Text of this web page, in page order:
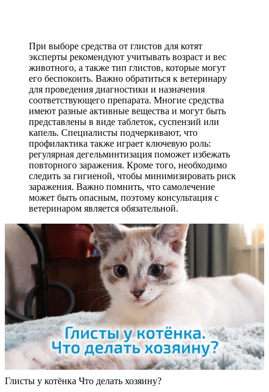
При выборе средства от глистов для котят
эксперты рекомендуют учитывать возраст и вес
животного, а также тип глистов, которые могут
его беспокоить. Важно обратиться к ветеринару
для проведения диагностики и назначения
соответствующего препарата. Многие средства
имеют разные активные вещества и могут быть
представлены в виде таблеток, суспензий или
капель. Специалисты подчеркивают, что
профилактика также играет ключевую роль:
регулярная дегельминтизация поможет избежать
повторного заражения. Кроме того, необходимо
следить за гигиеной, чтобы минимизировать риск
заражения. Важно помнить, что самолечение
может быть опасным, поэтому консультация с
ветеринаром является обязательной.
Глисты у котёнка Что делать хозяину?